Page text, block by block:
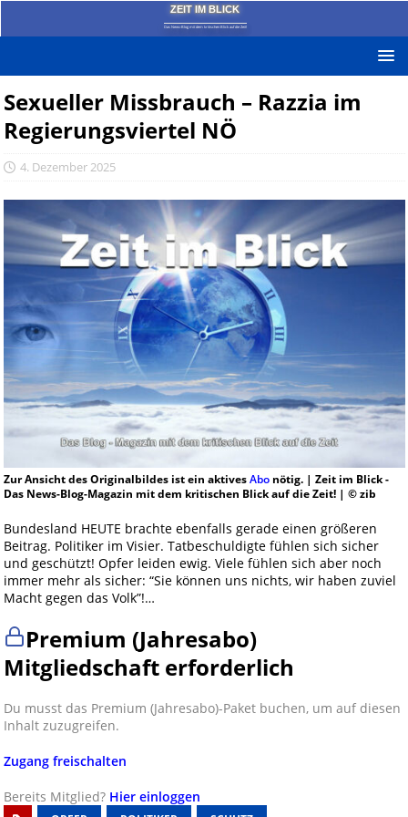
ZEIT IM BLICK
Das News-Blog mit dem kritischen Blick auf die Zeit!
Sexueller Missbrauch – Razzia im
Regierungsviertel NÖ
4. Dezember 2025
Zur Ansicht des Originalbildes ist ein aktivesAbonötig. | Zeit im Blick -
Das News-Blog-Magazin mit dem kritischen Blick auf die Zeit! | © zib
Bundesland HEUTE brachte ebenfalls gerade einen größeren
Beitrag. Politiker im Visier. Tatbeschuldigte fühlen sich sicher
und geschützt! Opfer leiden ewig. Viele fühlen sich aber noch
immer mehr als sicher: “Sie können uns nichts, wir haben zuviel
Macht gegen das Volk”!…
Premium (Jahresabo)
Mitgliedschaft erforderlich
Du musst das Premium (Jahresabo)-Paket buchen, um auf diesen
Inhalt zuzugreifen.
Zugang freischalten
Bereits Mitglied? Hier einloggen